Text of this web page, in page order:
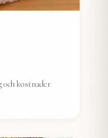
och kostnader